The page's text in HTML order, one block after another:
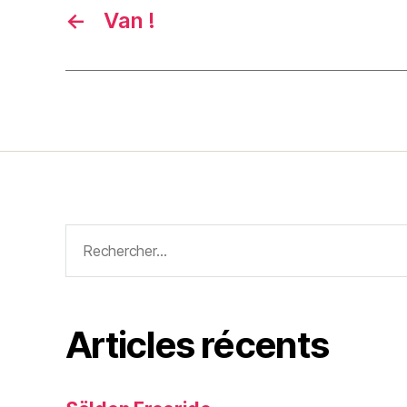
← Van !
Articles récents